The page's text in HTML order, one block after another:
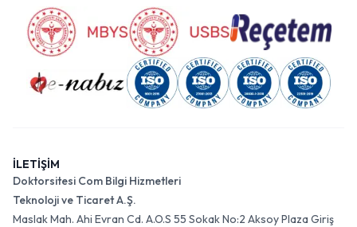
İLETİŞİM
Doktorsitesi Com Bilgi Hizmetleri
Teknoloji ve Ticaret A.Ş.
Maslak Mah. Ahi Evran Cd. A.O.S 55 Sokak No:2 Aksoy Plaza Giriş